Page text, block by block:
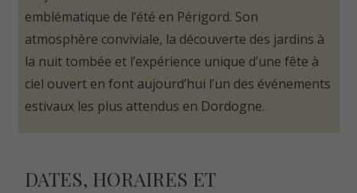
emblématique de l’été en Périgord. Son
atmosphère conviviale, la découverte des jardins à
la nuit tombée et l’expérience unique d’une fête à
ciel ouvert en font aujourd’hui l’un des événements
estivaux les plus attendus en Dordogne.
DATES, HORAIRES ET